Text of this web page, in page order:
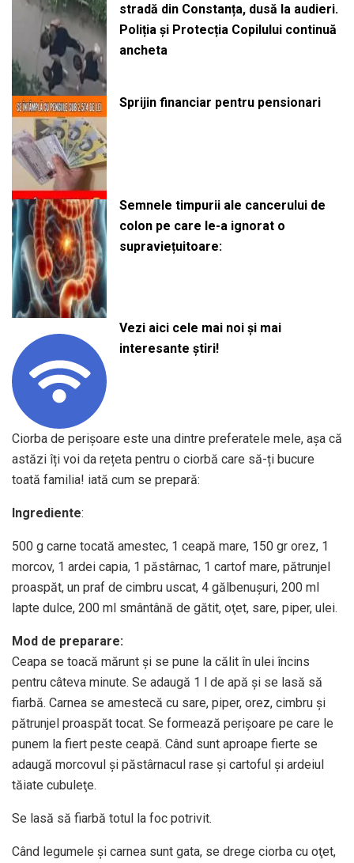
stradă din Constanța, dusă la audieri.
Poliția și Protecția Copilului continuă
ancheta
Sprijin financiar pentru pensionari
Semnele timpurii ale cancerului de
colon pe care le-a ignorat o
supraviețuitoare:
Vezi aici cele mai noi și mai
interesante știri!
Ciorba de perișoare este una dintre preferatele mele, așa că
astăzi îți voi da rețeta pentru o ciorbă care să-ți bucure
toată familia! iată cum se prepară:
Ingrediente:
500 g carne tocată amestec, 1 ceapă mare, 150 gr orez, 1
morcov, 1 ardei capia, 1 păstârnac, 1 cartof mare, pătrunjel
proaspăt, un praf de cimbru uscat, 4 gălbenuşuri, 200 ml
lapte dulce, 200 ml smântână de gătit, oţet, sare, piper, ulei.
Mod de preparare:
Ceapa se toacă mărunt şi se pune la călit în ulei încins
pentru câteva minute. Se adaugă 1 l de apă şi se lasă să
fiarbă. Carnea se amestecă cu sare, piper, orez, cimbru şi
pătrunjel proaspăt tocat. Se formează perişoare pe care le
punem la fiert peste ceapă. Când sunt aproape fierte se
adaugă morcovul şi păstârnacul rase şi cartoful şi ardeiul
tăiate cubuleţe.
Se lasă să fiarbă totul la foc potrivit.
Când legumele şi carnea sunt gata, se drege ciorba cu oţet,